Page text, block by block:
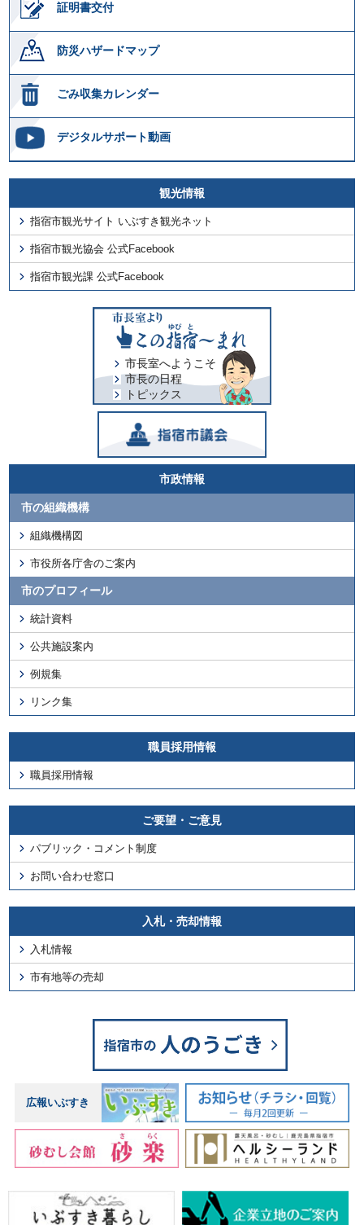
証明書交付
防災ハザードマップ
ごみ収集カレンダー
デジタルサポート動画
観光情報
指宿市観光サイト いぶすき観光ネット
指宿市観光協会 公式Facebook
指宿市観光課 公式Facebook
市長室へようこそ
市長の日程
トピックス
市政情報
市の組織機構
組織機構図
市役所各庁舎のご案内
市のプロフィール
統計資料
公共施設案内
例規集
リンク集
職員採用情報
職員採用情報
ご要望・ご意見
パブリック・コメント制度
お問い合わせ窓口
入札・売却情報
入札情報
市有地等の売却
広報いぶすき